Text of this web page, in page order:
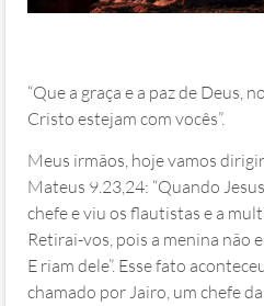
“Que a graça e a paz de Deus,
Cristo estejam com vocês”.
Meus irmãos, hoje vamos
Mateus 9.23,24: “Quando
chefe e viu os flautistas e a
Retirai-vos, pois a menina não
E riam dele”. Esse fato
chamado por Jairo, um chefe